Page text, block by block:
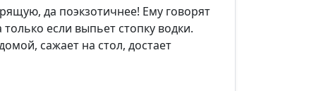
да поэкзотичнее! Ему говорят
если выпьет стопку водки.
сажает на стол, достает